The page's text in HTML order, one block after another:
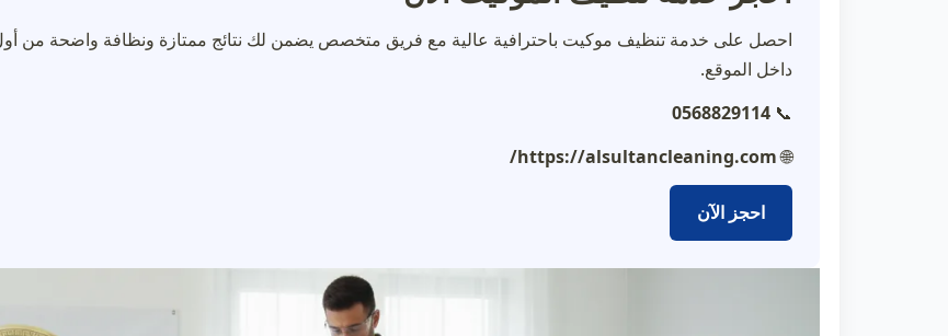
احصل على خدمة تنظيف موكيت باحترافية عالية مع فريق متخصص يضمن لك نتائج ممتازة ونظافة واضحة من
داخل الموقع.
📞
0568829114
🌐
https://alsultancleaning.com/
احجز الآن